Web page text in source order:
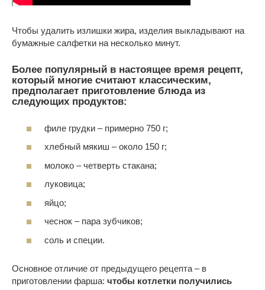
Чтобы удалить излишки жира, изделия выкладывают на
бумажные салфетки на несколько минут.
Более популярный в настоящее время рецепт,
который многие считают классическим,
предполагает приготовление блюда из
следующих продуктов:
филе грудки – примерно 750 г;
хлебный мякиш – около 150 г;
молоко – четверть стакана;
луковица;
яйцо;
чеснок – пара зубчиков;
соль и специи.
Основное отличие от предыдущего рецепта – в
приготовлении фарша: чтобы котлетки получились